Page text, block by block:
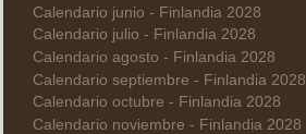
Calendario junio - Finlandia 2028
Calendario julio - Finlandia 2028
Calendario agosto - Finlandia 2028
Calendario septiembre - Finlandia 2028
Calendario octubre - Finlandia 2028
Calendario noviembre - Finlandia 2028